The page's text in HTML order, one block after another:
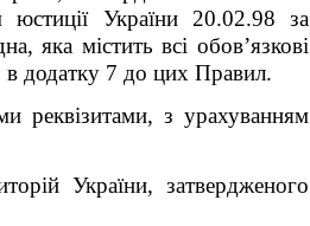
юстиції України 20.02.98 за
яка містить всі обов’язкові
в додатку 7 до цих Правил.
реквізитами, з урахуванням
України, затвердженого